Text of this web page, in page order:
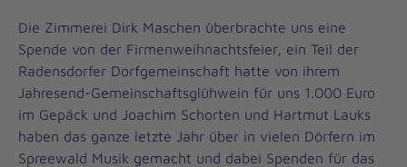
Die Zimmerei Dirk Maschen überbrachte uns eine
Spende von der Firmenweihnachtsfeier, ein Teil der
Radensdorfer Dorfgemeinschaft hatte von ihrem
Jahresend-Gemeinschaftsglühwein für uns 1.000 Euro
im Gepäck und Joachim Schorten und Hartmut Lauks
haben das ganze letzte Jahr über in vielen Dörfern im
Spreewald Musik gemacht und dabei Spenden für das